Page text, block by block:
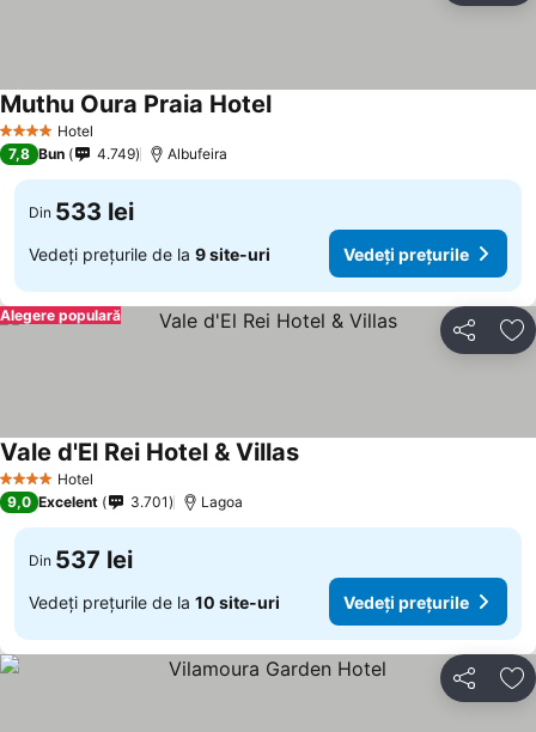
4 Stele Hotel
Muthu Oura Praia Hotel
7,8 Bun 4.749 Albufeira
Din 533 lei
Vedeți prețurile de la 9 site-uri Vedeți prețurile
Distribuiți
Alegere populară
4 Stele Hotel
Vale d'El Rei Hotel & Villas
9,0 Excelent 3.701 Lagoa
Din 537 lei
Vedeți prețurile de la 10 site-uri Vedeți prețurile
Distribuiți